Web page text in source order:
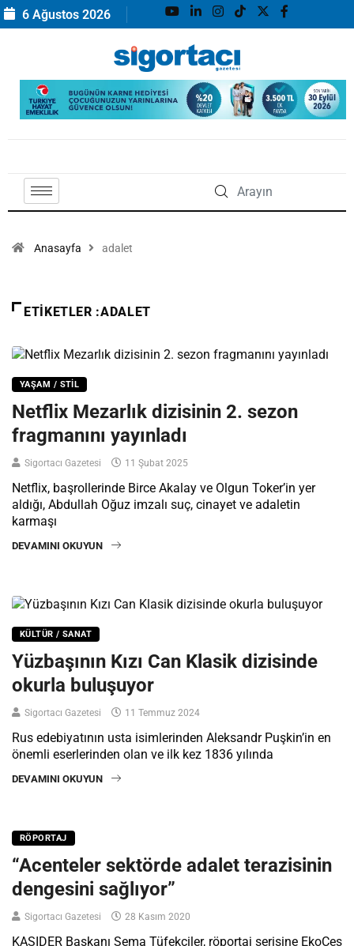
6 Ağustos 2026
Anasayfa adalet
ETIKETLER :ADALET
YAŞAM / STIL
Netflix Mezarlık dizisinin 2. sezon
fragmanını yayınladı
Sigortacı Gazetesi 11 Şubat 2025
Netflix, başrollerinde Birce Akalay ve Olgun Toker’in yer
aldığı, Abdullah Oğuz imzalı suç, cinayet ve adaletin
karmaşı
DEVAMINI OKUYUN
KÜLTÜR / SANAT
Yüzbaşının Kızı Can Klasik dizisinde
okurla buluşuyor
Sigortacı Gazetesi 11 Temmuz 2024
Rus edebiyatının usta isimlerinden Aleksandr Puşkin’in en
önemli eserlerinden olan ve ilk kez 1836 yılında
DEVAMINI OKUYUN
RÖPORTAJ
“Acenteler sektörde adalet terazisinin
dengesini sağlıyor”
Sigortacı Gazetesi 28 Kasım 2020
KASIDER Başkanı Sema Tüfekçiler, röportaj serisine EkoCes